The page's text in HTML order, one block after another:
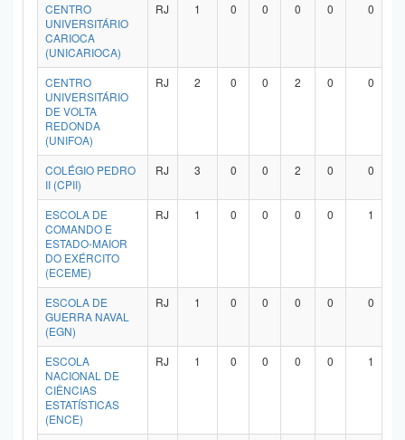
CENTRO
UNIVERSITÁRIO
CARIOCA
(UNICARIOCA)
RJ 1 0 0 0 0 0
CENTRO
UNIVERSITÁRIO
DE VOLTA
REDONDA
(UNIFOA)
RJ 2 0 0 2 0 0
COLÉGIO PEDRO
II (CPII)
RJ 3 0 0 2 0 0
ESCOLA DE
COMANDO E
ESTADO-MAIOR
DO EXÉRCITO
(ECEME)
RJ 1 0 0 0 0 1
ESCOLA DE
GUERRA NAVAL
(EGN)
RJ 1 0 0 0 0 0
ESCOLA
NACIONAL DE
CIÊNCIAS
ESTATÍSTICAS
(ENCE)
RJ 1 0 0 0 0 1